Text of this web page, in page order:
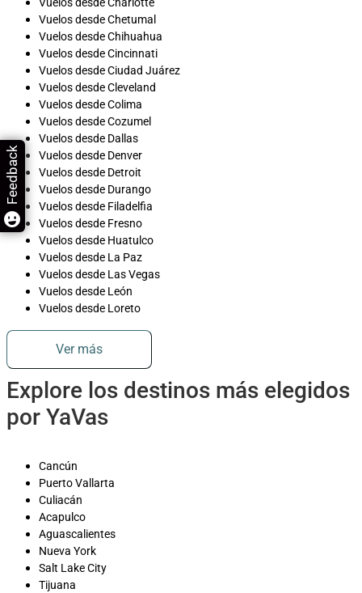
Vuelos desde Chetumal
Vuelos desde Chihuahua
Vuelos desde Cincinnati
Vuelos desde Ciudad Juárez
Vuelos desde Cleveland
Vuelos desde Colima
Vuelos desde Cozumel
Vuelos desde Dallas
Vuelos desde Denver
Vuelos desde Detroit
Vuelos desde Durango
Vuelos desde Filadelfia
Vuelos desde Fresno
Vuelos desde Huatulco
Vuelos desde La Paz
Vuelos desde Las Vegas
Vuelos desde León
Vuelos desde Loreto
Ver más
Explore los destinos más elegidos
por YaVas
Cancún
Puerto Vallarta
Culiacán
Acapulco
Aguascalientes
Nueva York
Salt Lake City
Tijuana
Feedback